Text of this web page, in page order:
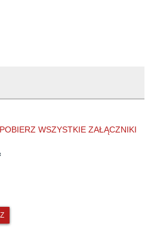
POBIERZ WSZYSTKIE ZAŁĄCZNIKI